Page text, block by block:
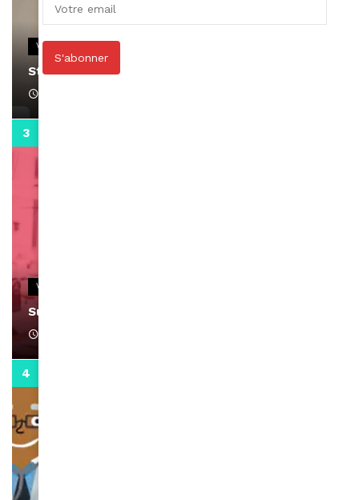
VIDEOS
Stacy passe un message
VIDEOS
Support Black Business Wee-kend
S'abonner